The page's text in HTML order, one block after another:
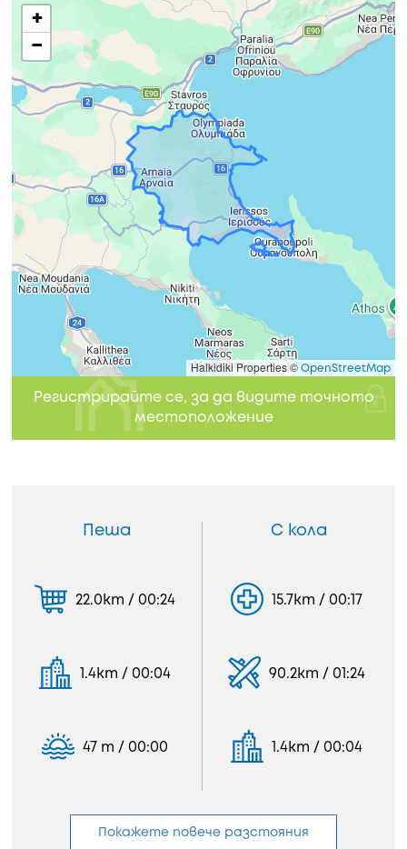
+
−
Halkidiki Properties © OpenStreetMap
Регистрирайте се, за да видите точното
местоположение
Пеша
22.0km / 00:24
1.4km / 00:04
47 m / 00:00
С кола
15.7km / 00:17
90.2km / 01:24
1.4km / 00:04
Покажете повече разстояния